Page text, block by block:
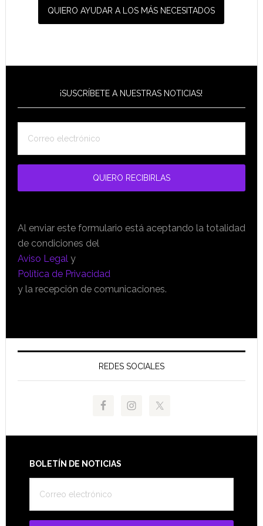
QUIERO AYUDAR A LOS MÁS NECESITADOS
¡SUSCRÍBETE A NUESTRAS NOTICIAS!
Al enviar este formulario está aceptando la totalidad
de condiciones del
Aviso Legaly
Política de Privacidad
y la recepción de comunicaciones.
REDES SOCIALES
Footer
BOLETÍN DE NOTICIAS